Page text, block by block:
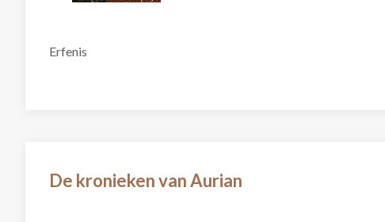
Erfenis
De kronieken van Aurian